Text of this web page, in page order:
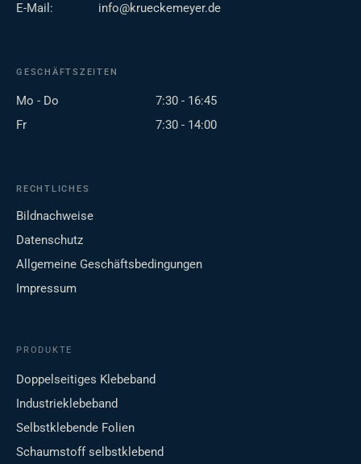
E-Mail:
info@krueckemeyer.de
GESCHÄFTSZEITEN
Mo - Do
7:30 - 16:45
Fr
7:30 - 14:00
RECHTLICHES
Bildnachweise
Datenschutz
Allgemeine Geschäftsbedingungen
Impressum
PRODUKTE
Doppelseitiges Klebeband
Industrieklebeband
Selbstklebende Folien
Schaumstoff selbstklebend